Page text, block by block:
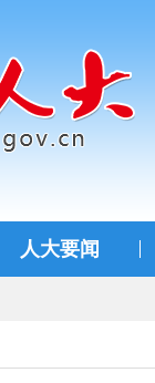
人大要闻